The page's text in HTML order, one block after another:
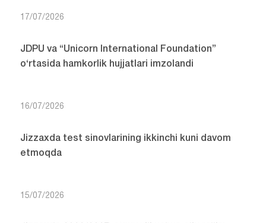
17/07/2026
JDPU va “Unicorn International Foundation”
o‘rtasida hamkorlik hujjatlari imzolandi
16/07/2026
Jizzaxda test sinovlarining ikkinchi kuni davom
etmoqda
15/07/2026